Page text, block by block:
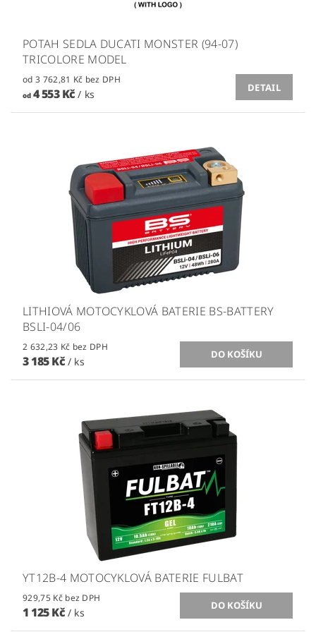
POTAH SEDLA DUCATI MONSTER (94-07)
TRICOLORE MODEL
od 3 762,81 Kč bez DPH
od4 553 Kč/ ks
DETAIL
LITHIOVÁ MOTOCYKLOVÁ BATERIE BS-BATTERY
BSLI-04/06
2 632,23 Kč bez DPH
3 185 Kč / ks
YT12B-4 MOTOCYKLOVÁ BATERIE FULBAT
929,75 Kč bez DPH
1 125 Kč / ks